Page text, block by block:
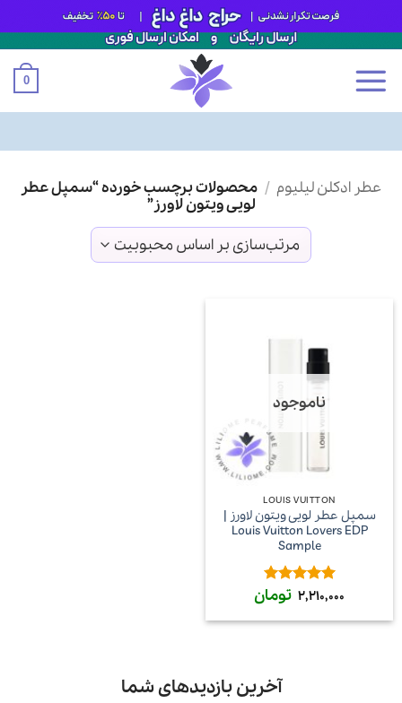
0
عطر ادکلن لیلیوم / محصولات برچسب خورده “سمپل عطر
لویی ویتون لاورز”
ناموجود
LOUIS VUITTON
سمپل عطر لویی ویتون لاورز |
Louis Vuitton Lovers EDP
Sample
امتیاز 5از
2,210,000 تومان
آخرین بازدیدهای شما